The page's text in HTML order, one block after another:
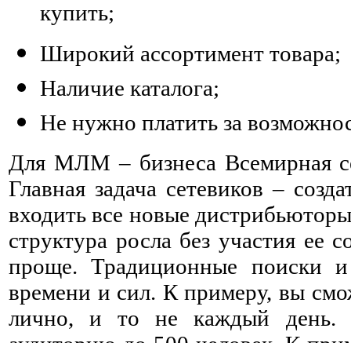
купить;
Широкий ассортимент товара;
Наличие каталога;
Не нужно платить за
Для МЛМ – бизнеса Всемирная
Главная задача сетевиков –
входить все новые
структура росла без участия ее
проще. Традиционные поиски
времени и сил. К примеру, вы
лично, и то не каждый день.